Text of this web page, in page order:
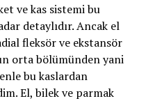
ve kas sistemi bu
detaylıdır. Ancak el
fleksör ve ekstansör
orta bölümünden yani
bu kaslardan
El, bilek ve parmak